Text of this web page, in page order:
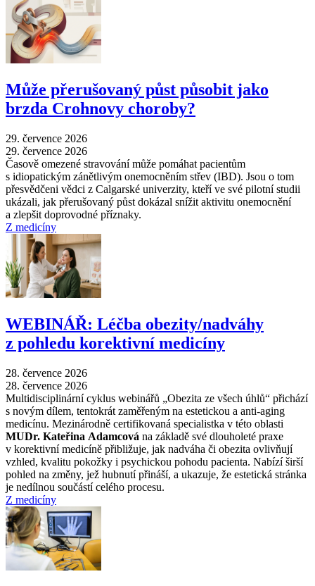
Může přerušovaný půst působit jako
brzda Crohnovy choroby?
29. července 2026
29. července 2026
Časově omezené stravování může pomáhat pacientům
s idiopatickým zánětlivým onemocněním střev (IBD). Jsou o tom
přesvědčeni vědci z Calgarské univerzity, kteří ve své pilotní studii
ukázali, jak přerušovaný půst dokázal snížit aktivitu onemocnění
a zlepšit doprovodné příznaky.
Z medicíny
WEBINÁŘ: Léčba obezity/nadváhy
z pohledu korektivní medicíny
28. července 2026
28. července 2026
Multidisciplinární cyklus webinářů „Obezita ze všech úhlů“ přichází
s novým dílem, tentokrát zaměřeným na estetickou a anti-aging
medicínu. Mezinárodně certifikovaná specialistka v této oblasti
MUDr. Kateřina Adamcová na základě své dlouholeté praxe
v korektivní medicíně přibližuje, jak nadváha či obezita ovlivňují
vzhled, kvalitu pokožky i psychickou pohodu pacienta. Nabízí širší
pohled na změny, jež hubnutí přináší, a ukazuje, že estetická stránka
je nedílnou součástí celého procesu.
Z medicíny